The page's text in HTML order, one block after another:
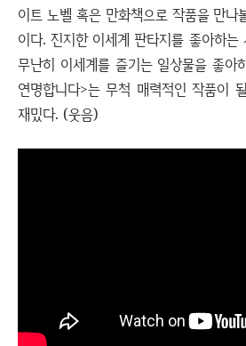
이트 노벨 혹은 만화책으로 작품을 만나
이다. 진지한 이세계 판타지를 좋아하는
무난히 이세계를 즐기는 일상물을 좋아
연명합니다>는 무척 매력적인 작품이
재밌다. (웃음)